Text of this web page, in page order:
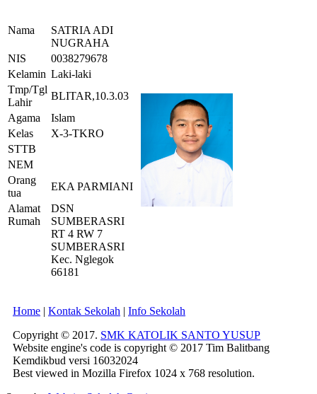
Nama
SATRIA ADI
NUGRAHA
NIS
0038279678
Kelamin Laki-laki
Tmp/Tgl
Lahir
BLITAR,10.3.03
Agama
Islam
Kelas
X-3-TKRO
STTB
NEM
Orang
tua
EKA PARMIANI
Alamat
Rumah
DSN
SUMBERASRI
RT 4 RW 7
SUMBERASRI
Kec. Nglegok
66181
Home | Kontak Sekolah | Info Sekolah
Copyright © 2017. SMK KATOLIK SANTO YUSUP
Website engine's code is copyright © 2017 Tim Balitbang
Kemdikbud versi 16032024
Best viewed in Mozilla Firefox 1024 x 768 resolution.